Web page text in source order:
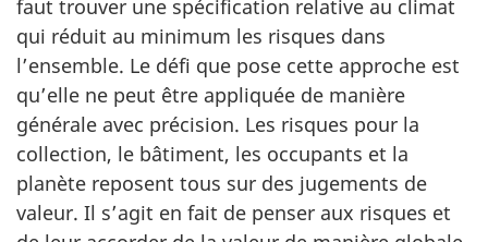
faut trouver une spécification relative au climat
qui réduit au minimum les risques dans
l’ensemble. Le défi que pose cette approche est
qu’elle ne peut être appliquée de manière
générale avec précision. Les risques pour la
collection, le bâtiment, les occupants et la
planète reposent tous sur des jugements de
valeur. Il s’agit en fait de penser aux risques et